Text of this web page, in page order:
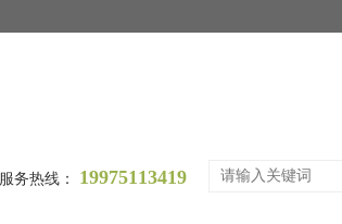
服务热线： 19975113419